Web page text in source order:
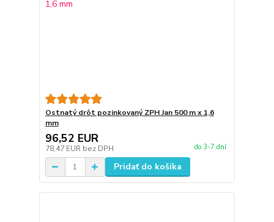
Ostnatý drôt pozinkovaný ZPH Jan 500 m x 1,6
mm
96,52 EUR
78,47 EUR bez DPH do 3-7 dní
Pridať do košíka